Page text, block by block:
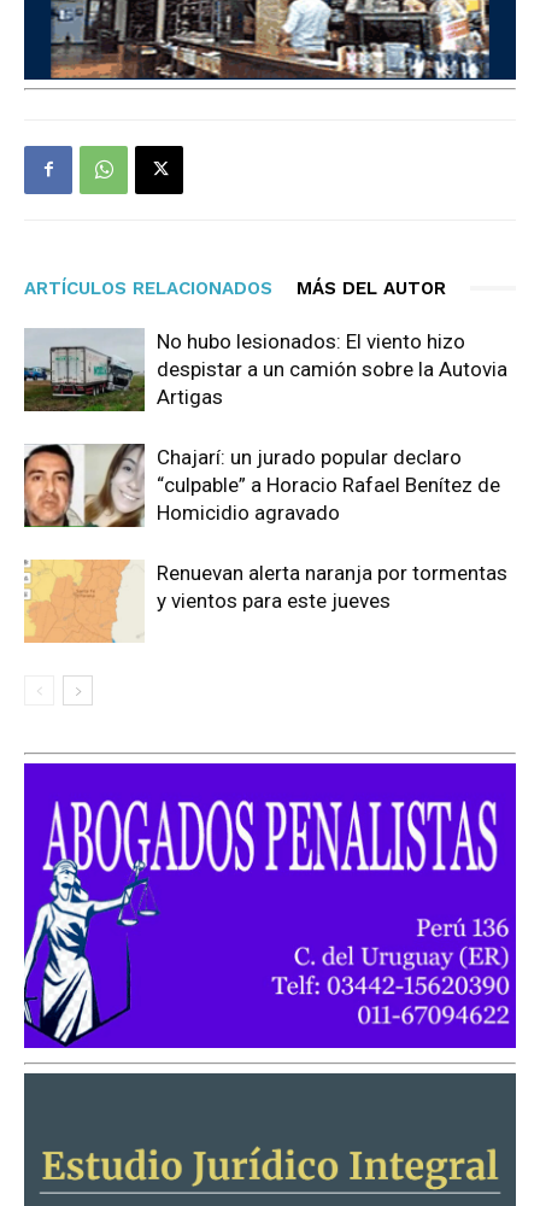
ARTÍCULOS RELACIONADOS MÁS DEL AUTOR
No hubo lesionados: El viento hizo
despistar a un camión sobre la Autovia
Artigas
Chajarí: un jurado popular declaro
“culpable” a Horacio Rafael Benítez de
Homicidio agravado
Renuevan alerta naranja por tormentas
y vientos para este jueves